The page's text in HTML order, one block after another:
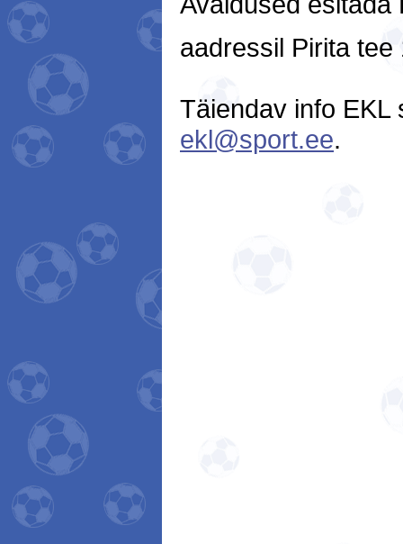
aadressil Pirita tee
Täiendav info EKL
ekl@sport.ee.